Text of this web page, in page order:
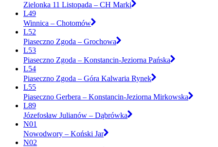
Zielonka 11 Listopada – CH Marki
L49
Winnica – Chotomów
L52
Piaseczno Zgoda – Grochowa
L53
Piaseczno Zgoda – Konstancin-Jeziorna Pańska
L54
Piaseczno Zgoda – Góra Kalwaria Rynek
L55
Piaseczno Gerbera – Konstancin-Jeziorna Mirkowska
L89
Józefosław Julianów – Dąbrówka
N01
Nowodwory – Koński Jar
N02